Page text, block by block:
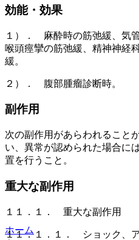
効能・効果
１）． 麻酔時の筋弛緩、気
喉頭痙攣の筋弛緩、精神神経
緩。
２）． 腹部腫瘤診断時。
副作用
次の副作用があらわれること
い、異常が認められた場合に
置を行うこと。
重大な副作用
１１．１． 重大な副作用
１１．１．１． ショック、
ホーム